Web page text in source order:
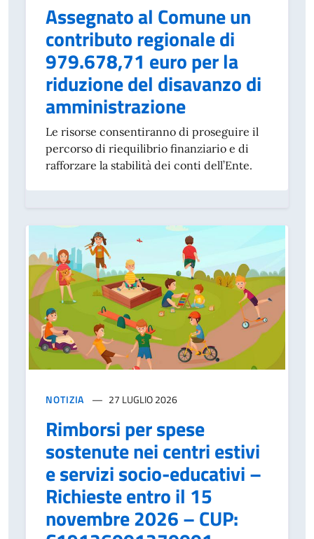
Assegnato al Comune un
contributo regionale di
979.678,71 euro per la
riduzione del disavanzo di
amministrazione
Le risorse consentiranno di proseguire il
percorso di riequilibrio finanziario e di
rafforzare la stabilità dei conti dell’Ente.
NOTIZIA 27 LUGLIO 2026
Rimborsi per spese
sostenute nei centri estivi
e servizi socio-educativi –
Richieste entro il 15
novembre 2026 – CUP: